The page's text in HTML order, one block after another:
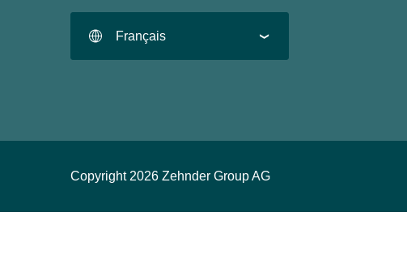
Français
Copyright 2026 Zehnder Group AG